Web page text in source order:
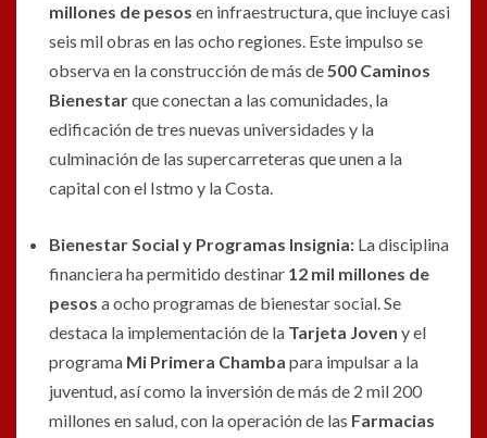
millones de pesos en infraestructura, que incluye casi
seis mil obras en las ocho regiones. Este impulso se
observa en la construcción de más de500 Caminos
Bienestarque conectan a las comunidades, la
edificación de tres nuevas universidades y la
culminación de las supercarreteras que unen a la
capital con el Istmo y la Costa.
Bienestar Social y Programas Insignia: La disciplina
financiera ha permitido destinar 12 mil millones de
pesos a ocho programas de bienestar social. Se
destaca la implementación de la Tarjeta Joven y el
programa Mi Primera Chamba para impulsar a la
juventud, así como la inversión de más de 2 mil 200
millones en salud, con la operación de las Farmacias